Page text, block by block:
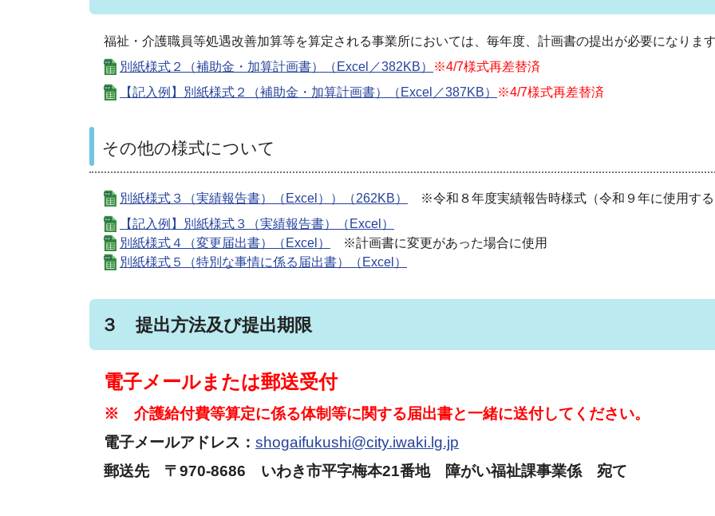
福祉・介護職員等処遇改善加算等を算定される事業所においては、毎年度、計画書の提出が必要になりま
別紙様式２（補助金・加算計画書）（Excel／382KB）
※4/7様式再差替済
【記入例】別紙様式２（補助金・加算計画書）（Excel／387KB）
※4/7様式再差替済
その他の様式について
別紙様式３（実績報告書）（Excel））（262KB）
※令和８年度実績報告時様式（令和９年に使用す
【記入例】別紙様式３（実績報告書）（Excel）
別紙様式４（変更届出書）（Excel）
※計画書に変更があった場合に使用
別紙様式５（特別な事情に係る届出書）（Excel）
３ 提出方法及び提出期限
電子メールまたは郵送受付
※ 介護給付費等算定に係る体制等に関する届出書と一緒に送付してください。
電子メールアドレス： shogaifukushi@city.iwaki.lg.jp
郵送先 〒970-8686 いわき市平字梅本21番地 障がい福祉課事業係 宛て